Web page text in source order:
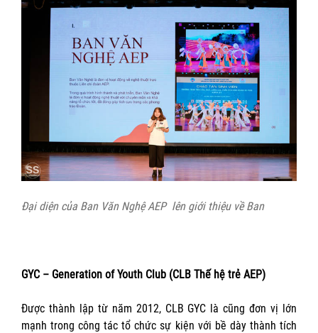
Đại diện của Ban Văn Nghệ AEP lên giới thiệu về Ban
GYC – Generation of Youth Club (CLB Thế hệ trẻ AEP)
Được thành lập từ năm 2012, CLB GYC là cũng đơn vị lớn
mạnh trong công tác tổ chức sự kiện với bề dày thành tích